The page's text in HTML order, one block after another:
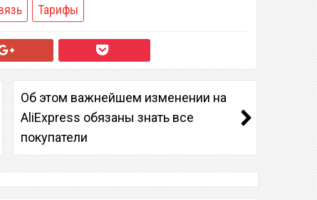
Тарифы
Об этом важнейшем изменении на
AliExpress обязаны знать все
покупатели